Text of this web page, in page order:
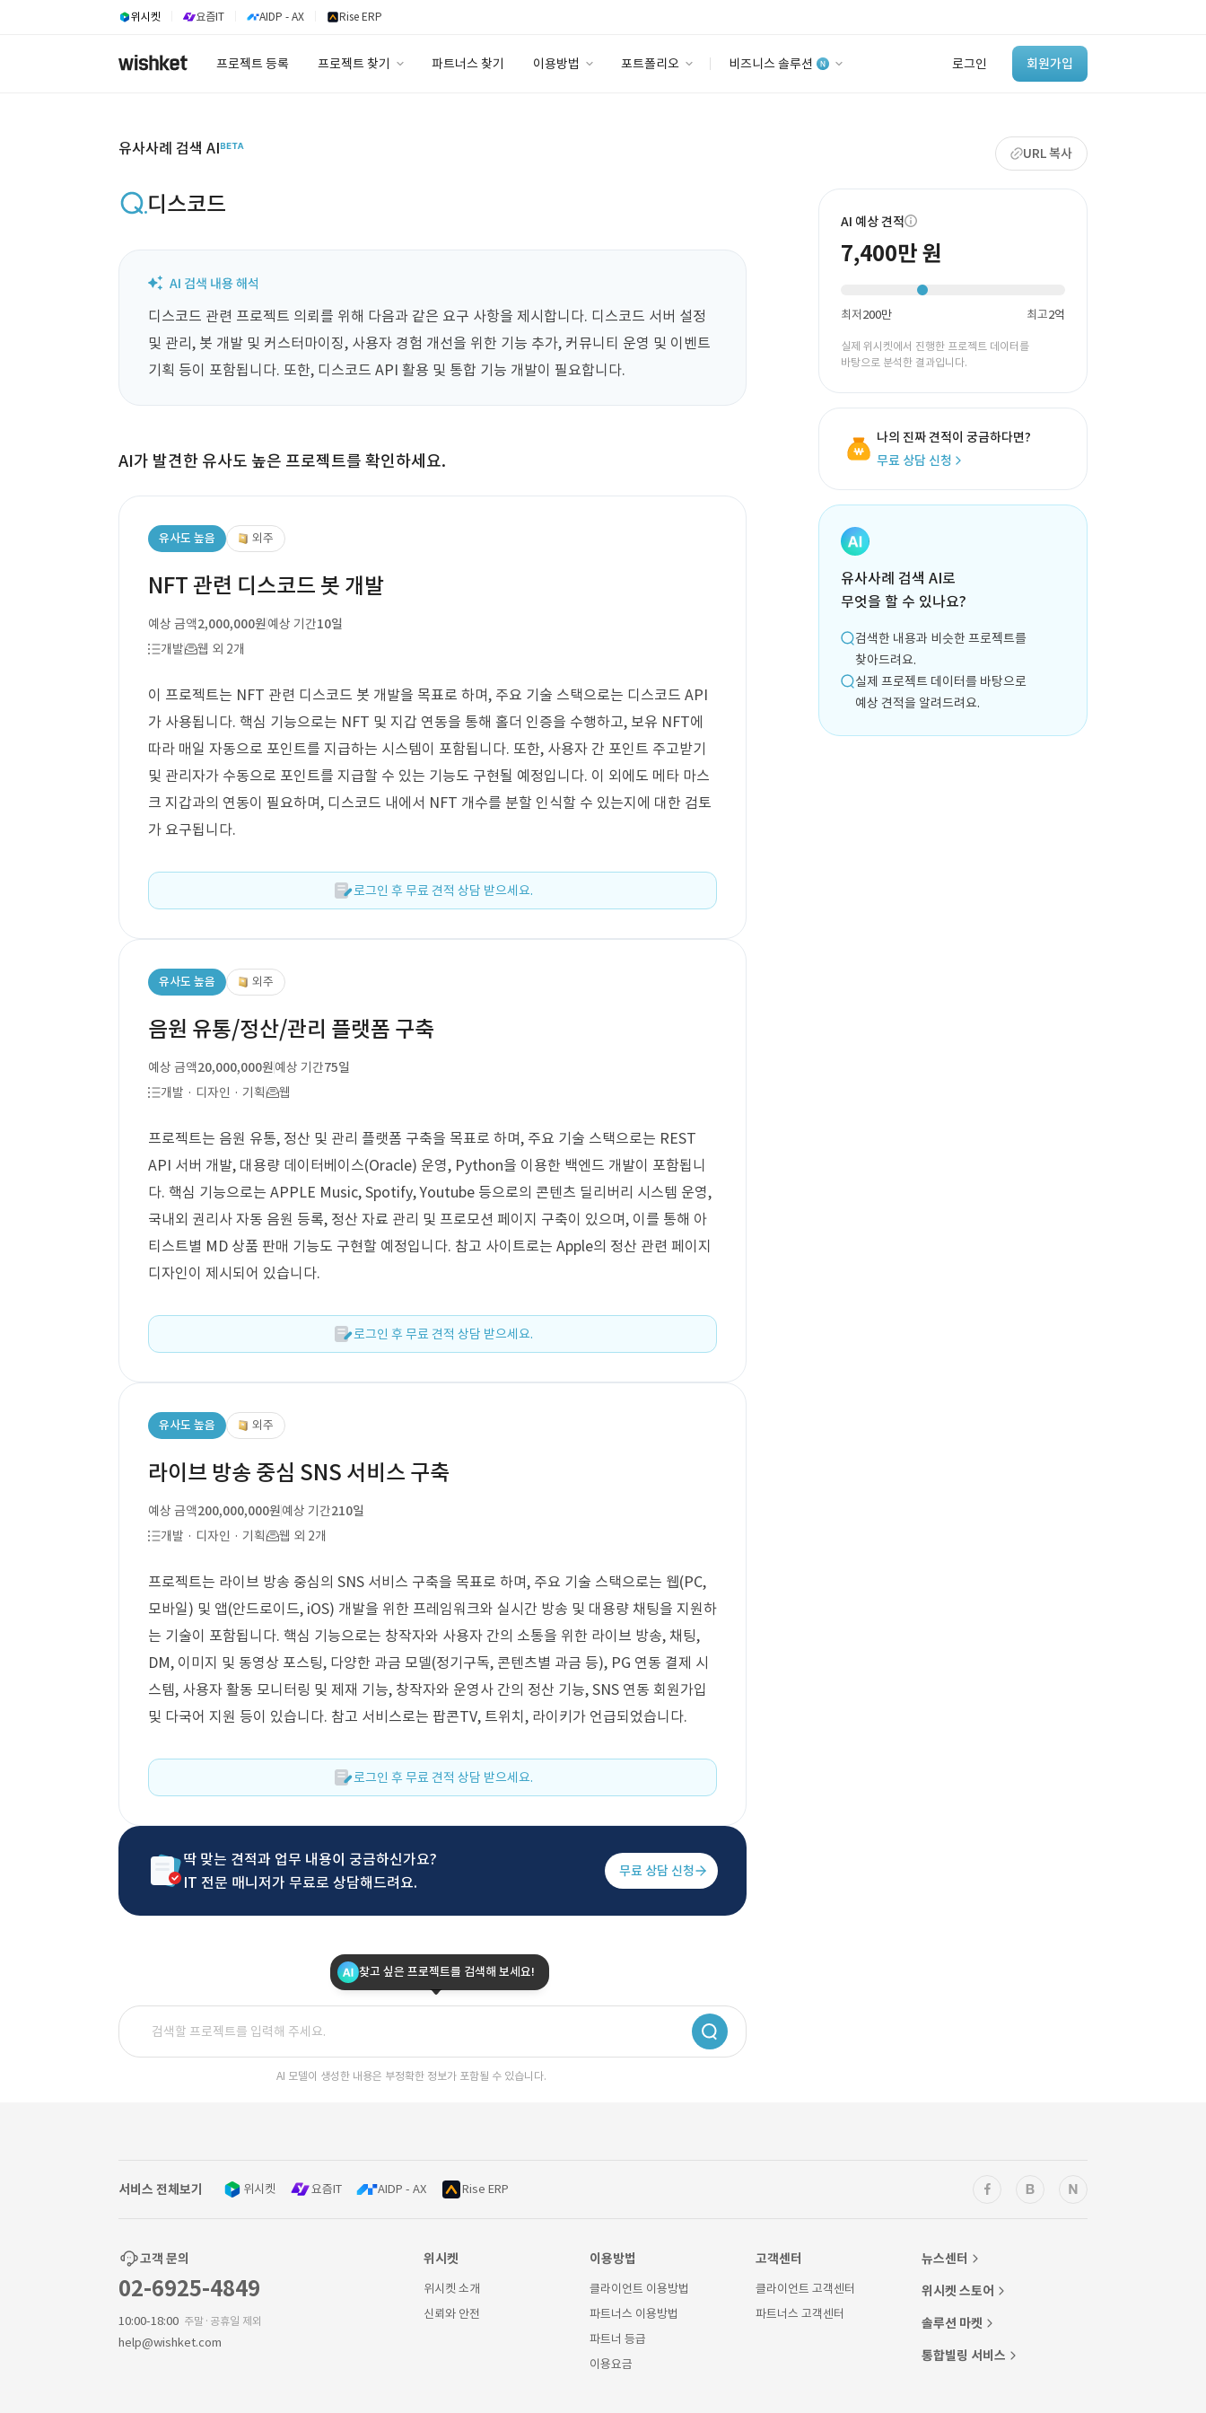
위시켓 요즘IT AIDP - AX Rise ERP
프로젝트 등록 프로젝트 찾기 파트너스 찾기 이용방법 포트폴리오 비즈니스 솔루션 로그인 회원가입
‘이런 거’ 만들어본
개발 회사 있어?
바로가기
유사사례 검색 AI URL 복사
디스코드
디스코드 관련 프로젝트 의뢰를 위해 다음과 같은 요구 사항을 제시합니다. 디스코드 서버 설정
및 관리, 봇 개발 및 커스터마이징, 사용자 경험 개선을 위한 기능 추가, 커뮤니티 운영 및 이벤트
기획 등이 포함됩니다. 또한, 디스코드 API 활용 및 통합 기능 개발이 필요합니다.
AI가 발견한 유사도 높은 프로젝트를 확인하세요.
유사도 높음 외주
NFT 관련 디스코드 봇 개발
예상 금액2,000,000원예상 기간10일
개발
웹 외 2개
이 프로젝트는 NFT 관련 디스코드 봇 개발을 목표로 하며, 주요 기술 스택으로는 디스코드 API
가 사용됩니다. 핵심 기능으로는 NFT 및 지갑 연동을 통해 홀더 인증을 수행하고, 보유 NFT에
따라 매일 자동으로 포인트를 지급하는 시스템이 포함됩니다. 또한, 사용자 간 포인트 주고받기
및 관리자가 수동으로 포인트를 지급할 수 있는 기능도 구현될 예정입니다. 이 외에도 메타 마스
크 지갑과의 연동이 필요하며, 디스코드 내에서 NFT 개수를 분할 인식할 수 있는지에 대한 검토
가 요구됩니다.
로그인 후 무료 견적 상담 받으세요.
유사도 높음 외주
음원 유통/정산/관리 플랫폼 구축
예상 금액20,000,000원예상 기간75일
개발 · 디자인 · 기획
웹
프로젝트는 음원 유통, 정산 및 관리 플랫폼 구축을 목표로 하며, 주요 기술 스택으로는 REST
API 서버 개발, 대용량 데이터베이스(Oracle) 운영, Python을 이용한 백엔드 개발이 포함됩니
다. 핵심 기능으로는 APPLE Music, Spotify, Youtube 등으로의 콘텐츠 딜리버리 시스템 운영,
국내외 권리사 자동 음원 등록, 정산 자료 관리 및 프로모션 페이지 구축이 있으며, 이를 통해 아
티스트별 MD 상품 판매 기능도 구현할 예정입니다. 참고 사이트로는 Apple의 정산 관련 페이지
디자인이 제시되어 있습니다.
로그인 후 무료 견적 상담 받으세요.
유사도 높음 외주
라이브 방송 중심 SNS 서비스 구축
예상 금액200,000,000원예상 기간210일
개발 · 디자인 · 기획
웹 외 2개
프로젝트는 라이브 방송 중심의 SNS 서비스 구축을 목표로 하며, 주요 기술 스택으로는 웹(PC,
모바일) 및 앱(안드로이드, iOS) 개발을 위한 프레임워크와 실시간 방송 및 대용량 채팅을 지원하
는 기술이 포함됩니다. 핵심 기능으로는 창작자와 사용자 간의 소통을 위한 라이브 방송, 채팅,
DM, 이미지 및 동영상 포스팅, 다양한 과금 모델(정기구독, 콘텐츠별 과금 등), PG 연동 결제 시
스템, 사용자 활동 모니터링 및 제재 기능, 창작자와 운영사 간의 정산 기능, SNS 연동 회원가입
및 다국어 지원 등이 있습니다. 참고 서비스로는 팝콘TV, 트위치, 라이키가 언급되었습니다.
로그인 후 무료 견적 상담 받으세요.
딱 맞는 견적과 업무 내용이 궁금하신가요?
IT 전문 매니저가 무료로 상담해드려요.
무료 상담 신청
AI 예상 견적
7,400만 원
최저200만 최고2억
실제 위시켓에서 진행한 프로젝트 데이터를
바탕으로 분석한 결과입니다.
나의 진짜 견적이 궁금하다면?
무료 상담 신청
유사사례 검색 AI로
무엇을 할 수 있나요?
검색한 내용과 비슷한 프로젝트를
찾아드려요.
실제 프로젝트 데이터를 바탕으로
예상 견적을 알려드려요.
찾고 싶은 프로젝트를 검색해 보세요!
AI 모델이 생성한 내용은 부정확한 정보가 포함될 수 있습니다.
서비스 전체보기 위시켓 요즘IT AIDP - AX Rise ERP
고객 문의
02-6925-4849
10:00-18:00 주말·공휴일 제외
help@wishket.com
위시켓
위시켓 소개
신뢰와 안전
이용방법
클라이언트 이용방법
파트너스 이용방법
파트너 등급
이용요금
고객센터
클라이언트 고객센터
파트너스 고객센터
뉴스센터
위시켓 스토어
솔루션 마켓
통합빌링 서비스